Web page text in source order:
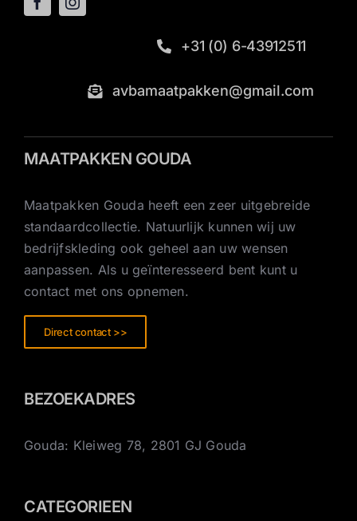
+31 (0) 6-43912511
avbamaatpakken@gmail.com
MAATPAKKEN GOUDA
Maatpakken Gouda heeft een zeer uitgebreide
standaardcollectie. Natuurlijk kunnen wij uw
bedrijfskleding ook geheel aan uw wensen
aanpassen. Als u geïnteresseerd bent kunt u
contact met ons opnemen.
Direct contact >>
BEZOEKADRES
Gouda: Kleiweg 78, 2801 GJ Gouda
CATEGORIEEN